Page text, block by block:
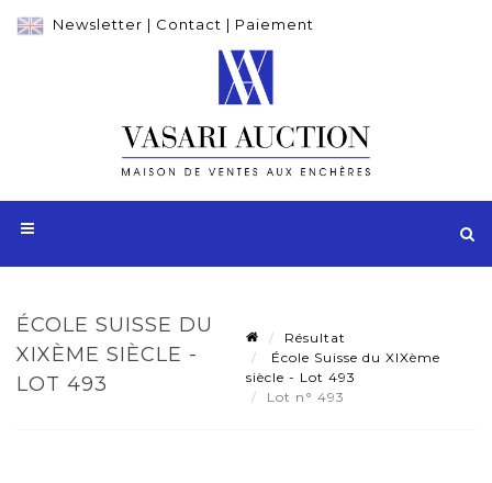
Newsletter | Contact | Paiement
ÉCOLE SUISSE DU
XIXÈME SIÈCLE -
LOT 493
Résultat
École Suisse du XIXème
siècle - Lot 493
Lot n° 493